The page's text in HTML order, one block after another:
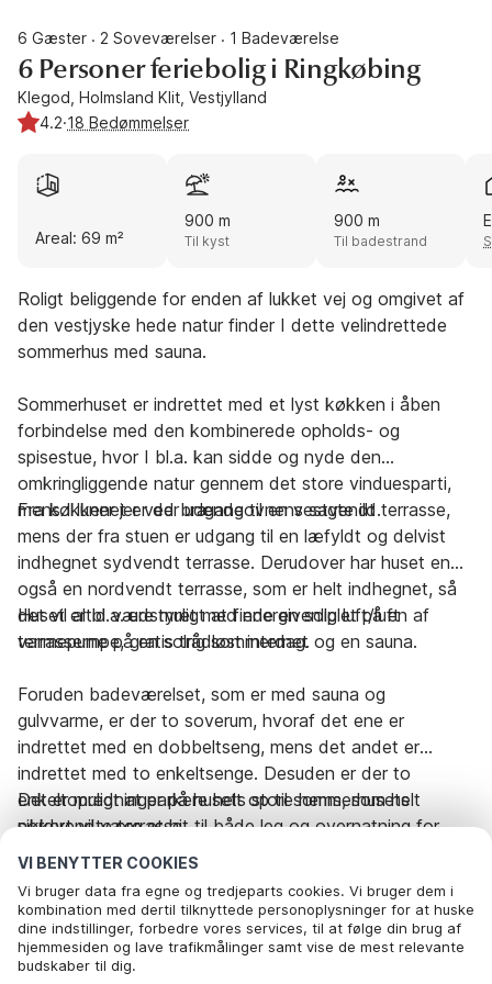
VI BENYTTER COOKIES
Vi bruger data fra egne og tredjeparts cookies. Vi bruger dem i
kombination med dertil tilknyttede personoplysninger for at huske
dine indstillinger, forbedre vores services, til at følge din brug af
hjemmesiden og lave trafikmålinger samt vise de mest relevante
budskaber til dig.
6 Gæster · 2 Soveværelser · 1 Badeværelse
6 Personer feriebolig i Ringkøbing
Klegod, Holmsland Klit, Vestjylland
4.2·18 Bedømmelser
Areal: 69 m²
900 m
Til kyst
900 m
Til badestrand
Roligt beliggende for enden af lukket vej og omgivet af
den vestjyske hede natur finder I dette velindrettede
sommerhus med sauna.
Sommerhuset er indrettet med et lyst køkken i åben
forbindelse med den kombinerede opholds- og
spisestue, hvor I bl.a. kan sidde og nyde den
omkringliggende natur gennem det store vinduesparti,
mens I luner jer ved brændeovnens sagte ild.
Fra køkkenet er der udgang til en vestvendt terrasse,
mens der fra stuen er udgang til en læfyldt og delvist
indhegnet sydvendt terrasse. Derudover har huset en
også en nordvendt terrasse, som er helt indhegnet, så
det vil altid være muligt at finde en solplet på en af
terrasserne på en solrig sommerdag.
Huset er bl.a. udstyret med energivenlig luft/luft
varmepumpe, gratis trådløst internet og en sauna.
Foruden badeværelset, som er med sauna og
gulvvarme, er der to soverum, hvoraf det ene er
indrettet med en dobbeltseng, mens det andet er
indrettet med to enkeltsenge. Desuden er der to
enkeltopredninger på husets store hems, som helt
sikkert vil være et hit til både leg og overnatning for
familiens yngste.
Det er muligt at parkere helt op til sommerhusets
nordvendte terrasse.
Rejseperiode og gæster